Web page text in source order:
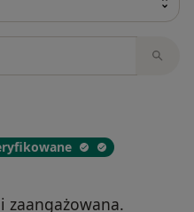
zaangażowana.